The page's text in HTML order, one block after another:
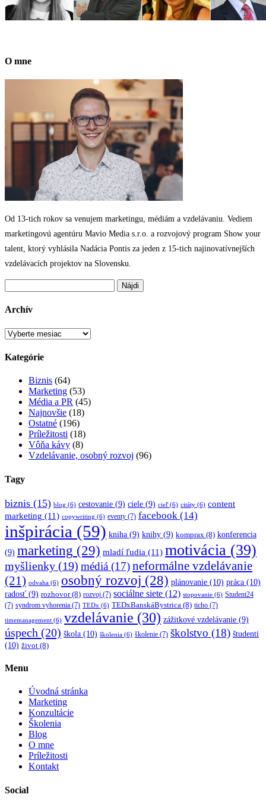
O mne
Od 13-tich rokov sa venujem marketingu, médiám a vzdelávaniu. Vediem
marketingovú agentúru Mavio Media s.r.o. a rozvojový program Show your
talent, ktorý vyhlásila Nadácia Pontis za jeden z 15-tich najinovatívnejších
vzdelávacích projektov na Slovensku.
Archív
Archív
Kategórie
Biznis (64)
Marketing (53)
Média a PR (45)
Najnovšie (18)
Ostatné (196)
Príležitosti (18)
Vôňa kávy (8)
Vzdelávanie, osobný rozvoj (96)
Tagy
biznis (15) blog (6) cestovanie (9) ciele (9) cieľ(6) citáty (6) content
marketing (11) copywriting (6) eventy (7) facebook (14)
inšpirácia (59) kniha (9) knihy (9) komprax (8) konferencia
(9) marketing (29) mladí ľudia (11) motivácia (39)
myšlienky (19) médiá (17)neformálne vzdelávanie
(21) odvaha (6) osobný rozvoj (28) plánovanie (10) práca (10)
radosť (9) rozhovor(8) rozvoj (7) sociálne siete (12) stopovanie (6) Student24
(7) syndrom vyhorenia (7) TEDx (6) TEDxBanskáBystrica (8) ticho (7)
timemanagement (6) vzdelávanie (30) zážitkové vzdelávanie (9)
úspech (20) škola (10) školenia (6) školenie (7) školstvo (18) študenti
(10) život (8)
Menu
Úvodná stránka
Marketing
Konzultácie
Školenia
Blog
O mne
Príležitosti
Kontakt
Social